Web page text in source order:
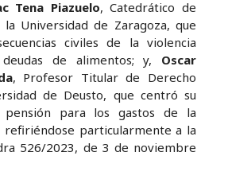
Tena Piazuelo, Catedrático de
Universidad de Zaragoza, que
civiles de la violencia
de alimentos; y, Oscar
, Profesor Titular de Derecho
de Deusto, que centró su
para los gastos de la
refiriéndose particularmente a la
526/2023, de 3 de noviembre